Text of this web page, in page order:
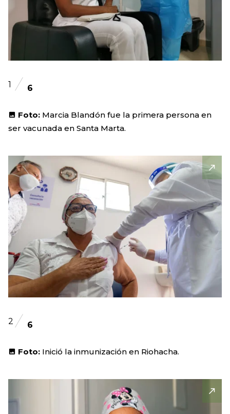
1 6
Foto: Marcia Blandón fue la primera persona en
ser vacunada en Santa Marta.
2 6
Foto: Inició la inmunización en Riohacha.